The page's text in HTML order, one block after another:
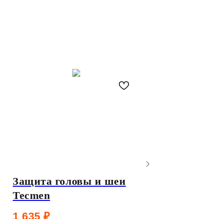
Защита головы и шеи
Tecmen
1 635 ₽